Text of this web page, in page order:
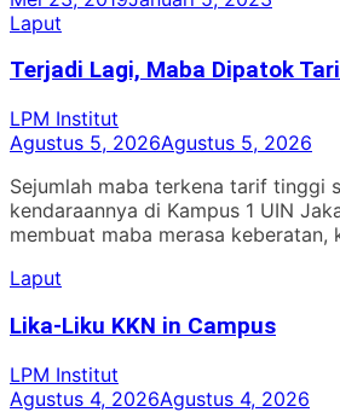
Laput
Terjadi Lagi, Maba Dipatok
LPM Institut
Agustus 5, 2026Agustus 5, 2026
Sejumlah maba terkena tarif tinggi
kendaraannya di Kampus 1 UIN
membuat maba merasa keberatan,
Laput
Lika-Liku KKN in Campus
LPM Institut
Agustus 4, 2026Agustus 4, 2026